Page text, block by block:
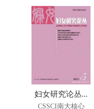
妇女研究论丛...
CSSCI南大核心